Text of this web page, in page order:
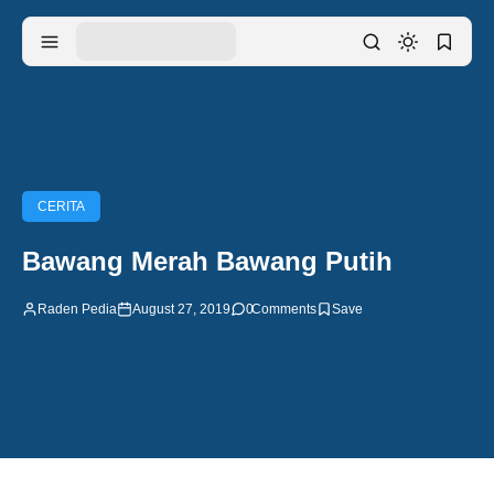
CERITA
Bawang Merah Bawang Putih
Raden Pedia August 27, 2019 0Comments